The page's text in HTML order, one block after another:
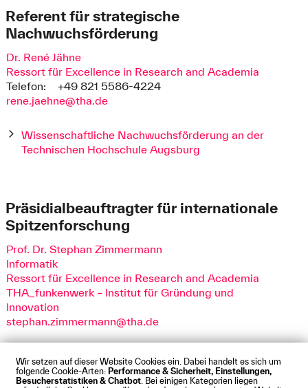
Wir setzen auf dieser Website Cookies ein. Dabei handelt es sich um
folgende Cookie-Arten: Performance & Sicherheit, Einstellungen,
Besucherstatistiken & Chatbot . Bei einigen Kategorien liegen
Referent für strategische
Nachwuchsförderung
Dr. René Jähne
Ressort für Excellence in Research and Academia
Telefon:
+49 821 5586-4224
rene.jaehne@tha.de
Wissenschaftliche Nachwuchsförderung an der
Technischen Hochschule Augsburg
Präsidialbeauftragter für internationale
Spitzenforschung
Prof. Dr. Stephan Zimmermann
Informatik
Ressort für Excellence in Research and Academia
THA_funkenwerk – Institut für Gründung und
Innovation
stephan.zimmermann@tha.de
Impressum Datenschutz Cookies Barrierefreiheit